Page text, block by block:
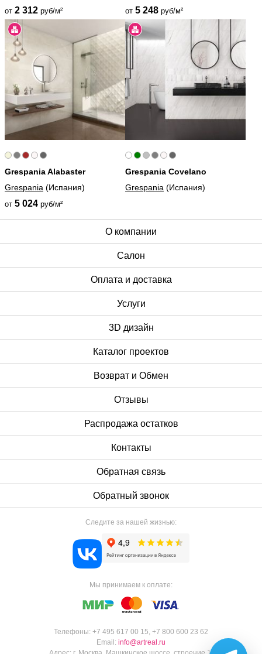
от 2 312 руб/м² от 5 248 руб/м²
Grespania Alabaster
Grespania (Испания)
от 5 024 руб/м²
Grespania Covelano
Grespania (Испания)
О компании
Cалон
Оплата и доставка
Услуги
3D дизайн
Каталог проектов
Возврат и Обмен
Отзывы
Распродажа остатков
Контакты
Обратная связь
Обратный звонок
Телефоны: +7 495 617 00 15, +7 800 600 23 62
Email: info@artreal.ru
Следите за нашей жизнью:
Мы принимаем к оплате: